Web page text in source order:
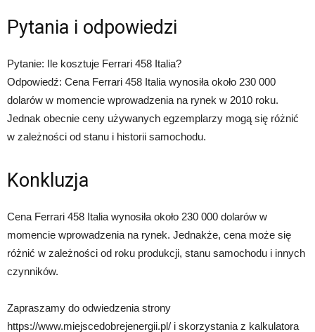
Pytania i odpowiedzi
Pytanie: Ile kosztuje Ferrari 458 Italia?
Odpowiedź: Cena Ferrari 458 Italia wynosiła około 230 000
dolarów w momencie wprowadzenia na rynek w 2010 roku.
Jednak obecnie ceny używanych egzemplarzy mogą się różnić
w zależności od stanu i historii samochodu.
Konkluzja
Cena Ferrari 458 Italia wynosiła około 230 000 dolarów w
momencie wprowadzenia na rynek. Jednakże, cena może się
różnić w zależności od roku produkcji, stanu samochodu i innych
czynników.
Zapraszamy do odwiedzenia strony
https://www.miejscedobrejenergii.pl/ i skorzystania z kalkulatora